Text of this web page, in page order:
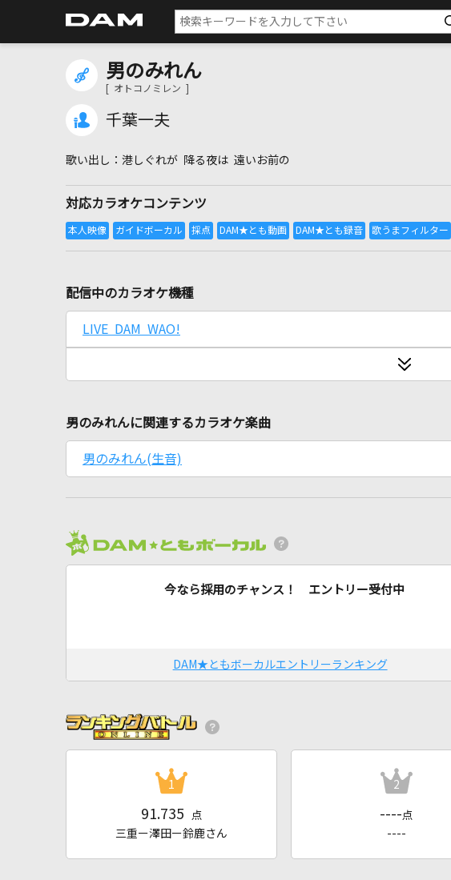
男のみれん
[ オトコノミレン ]
千葉一夫
港しぐれが 降る夜は 遠いお前の
対応カラオケコンテンツ
配信中のカラオケ機種
LIVE DAM WAO!
男のみれんに関連するカラオケ楽曲
男のみれん(生音)
今なら採用のチャンス！ エントリー受付中
DAM★ともボーカルエントリーランキング
1
91.735
点
三重ー澤田ー鈴鹿さん
2
---- 点
----